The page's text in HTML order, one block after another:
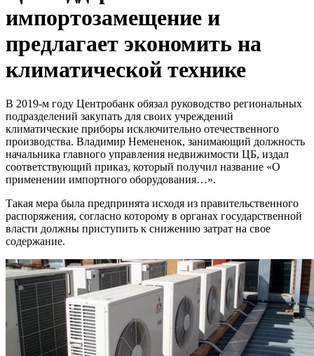
импортозамещение и
предлагает экономить на
климатической технике
В 2019-м году Центробанк обязал руководство региональных
подразделений закупать для своих учреждений
климатические приборы исключительно отечественного
производства. Владимир Немененок, занимающий должность
начальника главного управления недвижимости ЦБ, издал
соответствующий приказ, который получил название «О
применении импортного оборудования…».
Такая мера была предпринята исходя из правительственного
распоряжения, согласно которому в органах государственной
власти должны приступить к снижению затрат на свое
содержание.